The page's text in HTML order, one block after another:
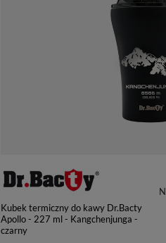
Kubek termiczny do kawy Dr.Bacty
Apollo - 227 ml - Kangchenjunga -
czarny